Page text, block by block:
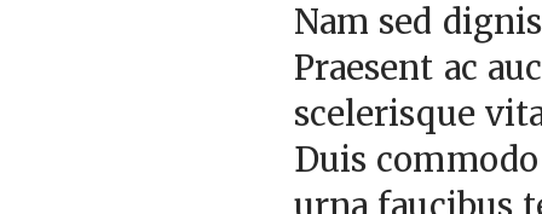
Nam sed
Praesent ac
scelerisque
Duis